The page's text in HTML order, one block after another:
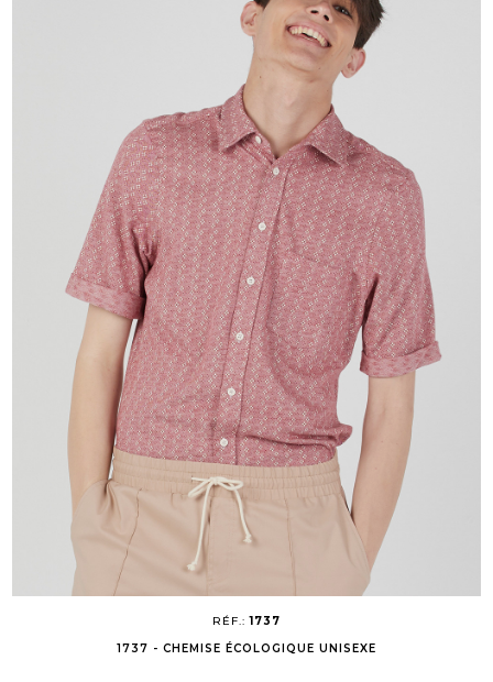
RÉF.:1737
1737 - CHEMISE ÉCOLOGIQUE UNISEXE